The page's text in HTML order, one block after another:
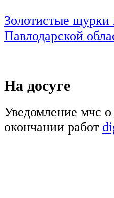
Золотистые
Павлодарской
На досуге
Уведомление мчс
окончании работ